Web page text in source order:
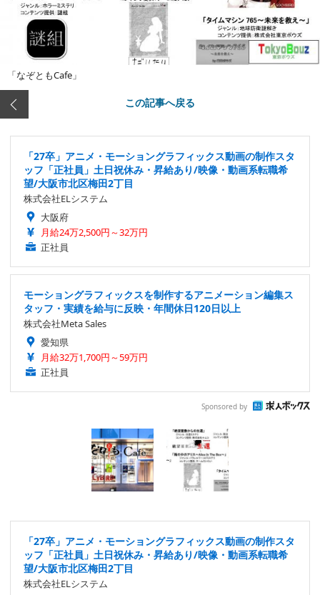
「なぞともCafe」
この記事へ戻る
「27卒」アニメ・モーショングラフィックス動画の制作スタ
ッフ「正社員」土日祝休み・昇給あり/映像・動画系転職希
望/大阪市北区梅田2丁目
株式会社ELシステム
大阪府
月給24万2,500円～32万円
正社員
モーショングラフィックスを制作するアニメーション編集ス
タッフ・実績を給与に反映・年間休日120日以上
株式会社Meta Sales
愛知県
月給32万1,700円～59万円
正社員
Sponsored by
「27卒」アニメ・モーショングラフィックス動画の制作スタ
ッフ「正社員」土日祝休み・昇給あり/映像・動画系転職希
望/大阪市北区梅田2丁目
株式会社ELシステム